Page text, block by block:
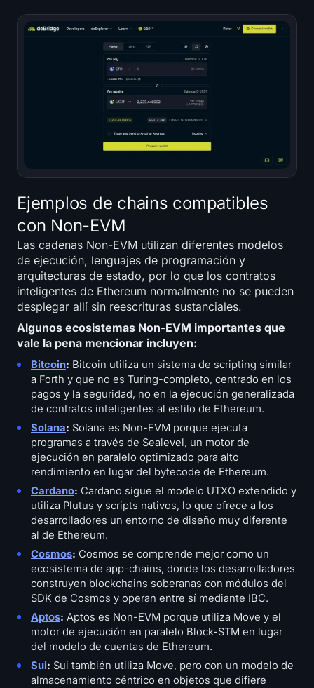
Ejemplos de chains compatibles
con Non-EVM
Las cadenas Non-EVM utilizan diferentes modelos
de ejecución, lenguajes de programación y
arquitecturas de estado, por lo que los contratos
inteligentes de Ethereum normalmente no se pueden
desplegar allí sin reescrituras sustanciales.
Algunos ecosistemas Non-EVM importantes que
vale la pena mencionar incluyen:
Bitcoin: Bitcoin utiliza un sistema de scripting similar
a Forth y que no es Turing-completo, centrado en los
pagos y la seguridad, no en la ejecución generalizada
de contratos inteligentes al estilo de Ethereum.
Solana: Solana es Non-EVM porque ejecuta
programas a través de Sealevel, un motor de
ejecución en paralelo optimizado para alto
rendimiento en lugar del bytecode de Ethereum.
Cardano: Cardano sigue el modelo UTXO extendido y
utiliza Plutus y scripts nativos, lo que ofrece a los
desarrolladores un entorno de diseño muy diferente
al de Ethereum.
Cosmos: Cosmos se comprende mejor como un
ecosistema de app-chains, donde los desarrolladores
construyen blockchains soberanas con módulos del
SDK de Cosmos y operan entre sí mediante IBC.
Aptos: Aptos es Non-EVM porque utiliza Move y el
motor de ejecución en paralelo Block-STM en lugar
del modelo de cuentas de Ethereum.
Sui: Sui también utiliza Move, pero con un modelo de
almacenamiento céntrico en objetos que difiere